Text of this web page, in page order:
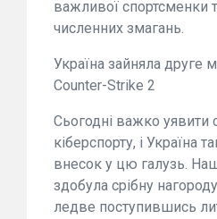
важливої спортсменки
численних змагань.
Україна зайняла друге
Counter-Strike 2
Сьогодні важко уявити
кіберспорту, і Україна
внесок у цю галузь.
здобула срібну
ледве поступившись